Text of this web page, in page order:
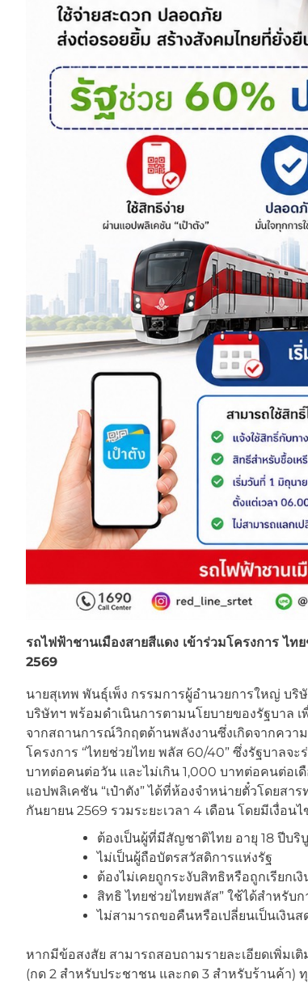
รถไฟฟ้าชานเมืองสายสีแดง เข้าร่วมโครงการ ไ
2569
นายสุเทพ พันธุ์เพ็ง กรรมการผู้อำนวยการใหญ่ บริ
บริษัทฯ พร้อมดำเนินการตามนโยบายของรัฐบาล
จากสถานการณ์วิกฤตด้านพลังงานซึ่งเกิดจากควา
โครงการ “ไทยช่วยไทย พลัส 60/40” ซึ่งรัฐบาลจ
บาทต่อคนต่อวัน และไม่เกิน 1,000 บาทต่อคนต่อเ
แอปพลิเคชัน “เป๋าตัง” ได้ที่ห้องจำหน่ายตั๋วโดยสา
กันยายน 2569 รวมระยะเวลา 4 เดือน โดยมีเงื่อ
ต้องเป็นผู้ที่มีสัญชาติไทย อายุ 18 ปีบ
ไม่เป็นผู้ถือบัตรสวัสดิการแห่งรัฐ
ต้องไม่เคยถูกระงับสิทธิหรือถูกเรียก
สิทธิ ไทยช่วยไทยพลัส” ใช้ได้สำหรับ
ไม่สามารถขอคืนหรือเปลี่ยนเป็นเงิน
หากมีข้อสงสัย สามารถสอบถามรายละเอียดเพิ่มเติ
(กด 2 สำหรับประชาชน และกด 3 สำหรับร้านค้า)